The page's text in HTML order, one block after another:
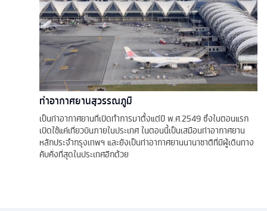
ท่าอากาศยานสุวรรณภูมิ
เป็นท่าอากาศยานที่เปิดทำการมาตั้งแต่ปี พ.ศ.2549 ซึ่งในตอนแรก
เปิดใช้แค่เที่ยวบินภายในประเทศ ในตอนนี้เป็นเสมือนท่าอากาศยาน
หลักประจำกรุงเทพฯ และยังเป็นท่าอากาศยานนานาชาติที่มีผู้เดินทาง
คับคั่งที่สุดในประเทศอีกด้วย